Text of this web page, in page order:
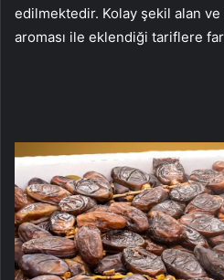
edilmektedir. Kolay şekil alan ve
aroması ile eklendiği tariflere